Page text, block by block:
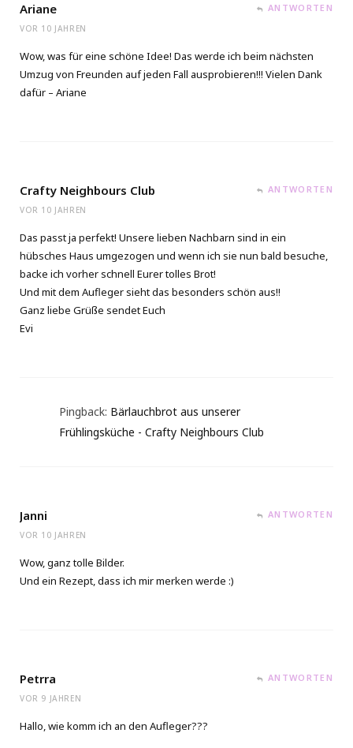
Ariane
VOR 10 JAHREN
ANTWORTEN
Wow, was für eine schöne Idee! Das werde ich beim nächsten
Umzug von Freunden auf jeden Fall ausprobieren!!! Vielen Dank
dafür – Ariane
Crafty Neighbours Club
VOR 10 JAHREN
ANTWORTEN
Das passt ja perfekt! Unsere lieben Nachbarn sind in ein
hübsches Haus umgezogen und wenn ich sie nun bald besuche,
backe ich vorher schnell Eurer tolles Brot!
Und mit dem Aufleger sieht das besonders schön aus!!
Ganz liebe Grüße sendet Euch
Evi
Pingback: Bärlauchbrot aus unserer
Frühlingsküche - Crafty Neighbours Club
Janni
VOR 10 JAHREN
ANTWORTEN
Wow, ganz tolle Bilder.
Und ein Rezept, dass ich mir merken werde :)
Petrra
VOR 9 JAHREN
ANTWORTEN
Hallo, wie komm ich an den Aufleger???